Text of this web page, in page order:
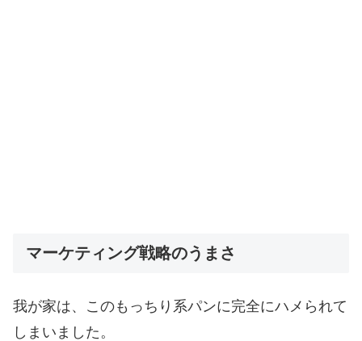
マーケティング戦略のうまさ
我が家は、このもっちり系パンに完全にハメられて
しまいました。